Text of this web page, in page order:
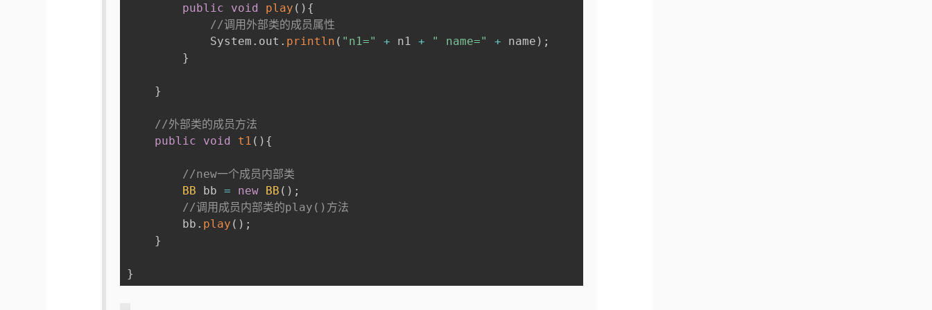
public
void play ( ) {
//调用外部类的成员属性
            System
. out . println ( "n1=" + n1 + " name=" + name ) ;
}
}
//外部类的成员方法
public
void t1 ( ) {
//new一个成员内部类
BB bb = new BB ( ) ;
//调用成员内部类的play()方法
        bb
. play ( ) ;
}
}